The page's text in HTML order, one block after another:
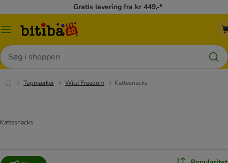
Gratis levering fra kr 449,-*
Menu
Søg
Topmærker Wild Freedom Kattesnacks
Kattesnacks